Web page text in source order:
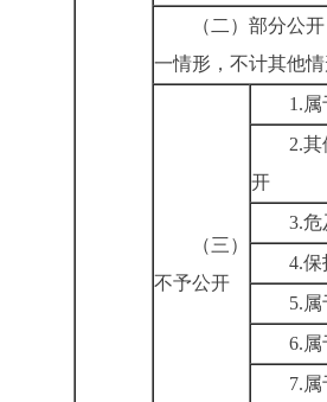
（二）部分公开
一情形，不计其他
（三）
不予公开
1.
2.
开
3.危
4.
5.
6.
7.